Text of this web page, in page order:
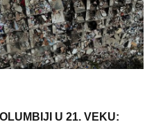
U 21. VEKU: